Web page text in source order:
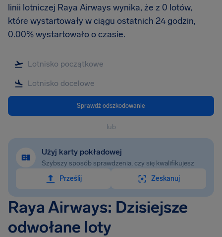
linii lotniczej Raya Airways wynika, że z 0 lotów,
które wystartowały w ciągu ostatnich 24 godzin,
0.00% wystartowało o czasie.
Sprawdź odszkodowanie
lub
Użyj karty pokładowej
Szybszy sposób sprawdzenia, czy się kwalifikujesz
Prześlij
Zeskanuj
Raya Airways: Dzisiejsze
odwołane loty